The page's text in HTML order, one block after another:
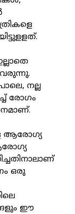
നല്ല
രോഗം
ആരോഗ്യ
ഒരു
ഈ